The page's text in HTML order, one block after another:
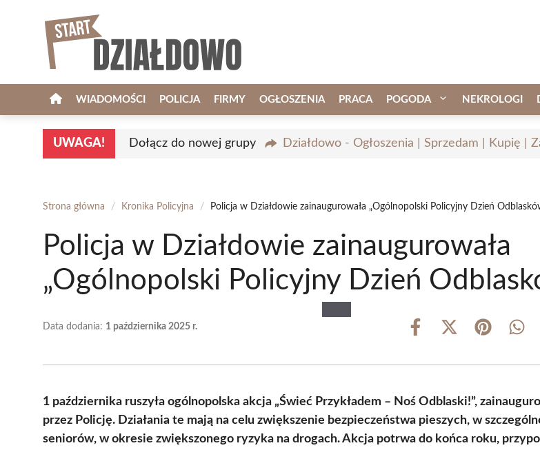
WIADOMOŚCI POLICJA FIRMY OGŁOSZENIA PRACA POGODA NEKROLOGI
UWAGA! Dołącz do nowej grupy Działdowo - Ogłoszenia | Sprzedam | Kupię |
Strona główna / Kronika Policyjna / Policja w Działdowie zainaugurowała „Ogólnopolski Policyjny Dzień
Policja w Działdowie zainaugurowała
„Ogólnopolski Policyjny Dzień
Data dodania: 1 października 2025 r.
Share
Share
(Twitter)
Share
1 października ruszyła ogólnopolska akcja „Świeć Przykładem – Noś Odblaski!”,
przez Policję. Działania te mają na celu zwiększenie bezpieczeństwa pieszych, w
seniorów, w okresie zwiększonego ryzyka na drogach. Akcja potrwa do końca roku,